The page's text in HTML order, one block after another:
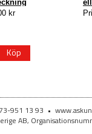
kr
Köp
951 13 93 •
AB,